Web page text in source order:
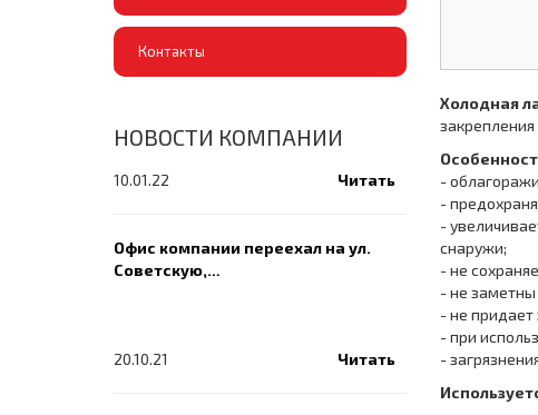
Контакты
НОВОСТИ КОМПАНИИ
10.01.22 Читать
Офис компании переехал на ул.
Советскую,…
20.10.21 Читать
Холодная
-
-
-
снаружи;
- не
- не
- не придает
- при
-